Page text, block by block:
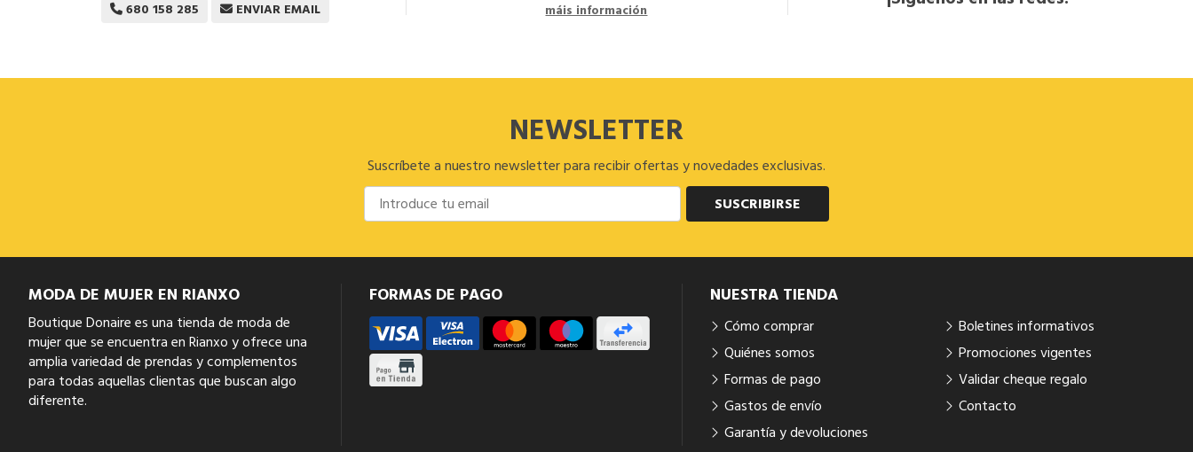
680 158 285 ENVIAR EMAIL máis información
NEWSLETTER
Suscríbete a nuestro newsletter para recibir ofertas y novedades exclusivas.
SUSCRIBIRSE
MODA DE MUJER EN RIANXO
Boutique Donaire es una tienda de moda de
mujer que se encuentra en Rianxo y ofrece una
amplia variedad de prendas y complementos
para todas aquellas clientas que buscan algo
diferente.
FORMAS DE PAGO NUESTRA TIENDA
Cómo comprar
Quiénes somos
Formas de pago
Gastos de envío
Garantía y devoluciones
Boletines informativos
Promociones vigentes
Validar cheque regalo
Contacto